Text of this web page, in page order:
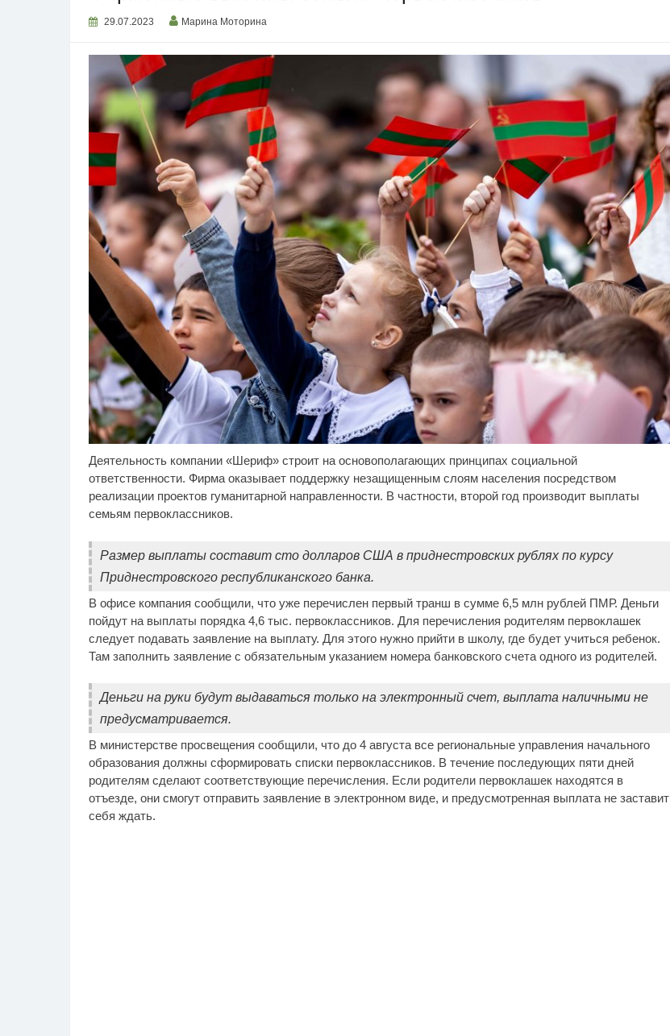
29.07.2023 Марина Моторина
Деятельность компании «Шериф» строит на основополагающих принципах социальной
ответственности. Фирма оказывает поддержку незащищенным слоям населения посредством
реализации проектов гуманитарной направленности. В частности, второй год производит выплаты
семьям первоклассников.
Размер выплаты составит сто долларов США в приднестровских рублях по курсу
Приднестровского республиканского банка.
В офисе компания сообщили, что уже перечислен первый транш в сумме 6,5 млн рублей ПМР. Деньги
пойдут на выплаты порядка 4,6 тыс. первоклассников. Для перечисления родителям первоклашек
следует подавать заявление на выплату. Для этого нужно прийти в школу, где будет учиться ребенок.
Там заполнить заявление с обязательным указанием номера банковского счета одного из родителей.
Деньги на руки будут выдаваться только на электронный счет, выплата наличными не
предусматривается.
В министерстве просвещения сообщили, что до 4 августа все региональные управления начального
образования должны сформировать списки первоклассников. В течение последующих пяти дней
родителям сделают соответствующие перечисления. Если родители первоклашек находятся в
отъезде, они смогут отправить заявление в электронном виде, и предусмотренная выплата не заставит
себя ждать.
i
Этот танец невесты
оставит вас без слов!
Пересмотрела 10 раз
i
Ролик длится пару
секунд, но вы будете в
шоке от увиденного
Ржу не переставая, это
видео пересмотришь не
раз